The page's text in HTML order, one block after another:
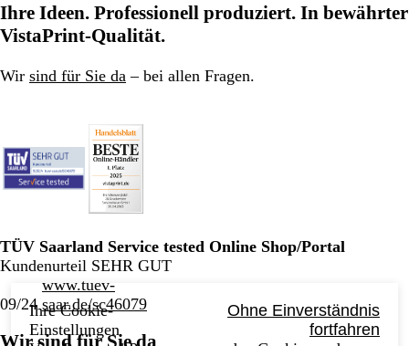
Ihre Ideen. Professionell produziert. In bewährter
VistaPrint-Qualität.
Wir sind für Sie da – bei allen Fragen.
TÜV Saarland Service tested Online Shop/Portal
Kundenurteil SEHR GUT
09/24
www.tuev-
saar.de/sc46079
Wir sind für Sie da
Ihre Cookie-
Einstellungen
Ohne Einverständnis
fortfahren